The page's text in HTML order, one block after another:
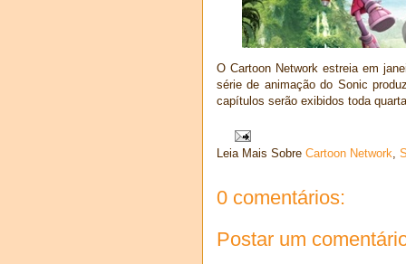
O Cartoon Network estreia em
série de animação do Sonic
capítulos serão exibidos toda
Leia Mais Sobre Cartoon Network,
0 comentários:
Postar um